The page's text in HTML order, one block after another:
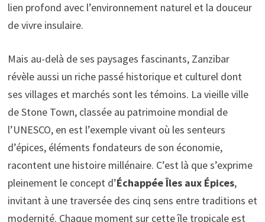
lien profond avec l’environnement naturel et la douceur
de vivre insulaire.
Mais au-delà de ses paysages fascinants, Zanzibar
révèle aussi un riche passé historique et culturel dont
ses villages et marchés sont les témoins. La vieille ville
de Stone Town, classée au patrimoine mondial de
l’UNESCO, en est l’exemple vivant où les senteurs
d’épices, éléments fondateurs de son économie,
racontent une histoire millénaire. C’est là que s’exprime
pleinement le concept d’Échappée Îles aux Épices,
invitant à une traversée des cinq sens entre traditions et
modernité. Chaque moment sur cette île tropicale est